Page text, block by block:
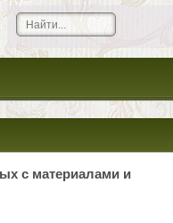
с материалами и